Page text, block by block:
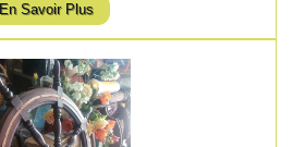
En Savoir Plus